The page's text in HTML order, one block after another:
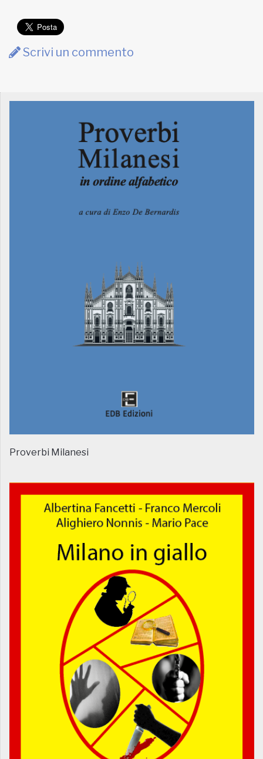
Scrivi un commento
Proverbi Milanesi